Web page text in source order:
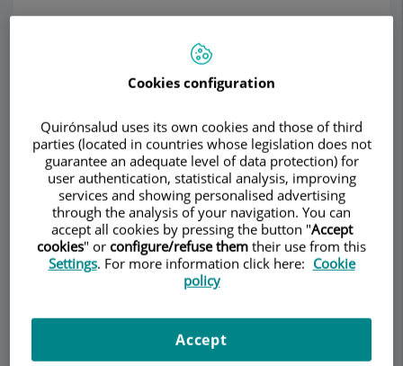
¿Qué es un defecto refractivo?
encargado de la
visión. Para poder
llevar a cabo este
acto, tiene que
realizar una
función similar a la de una cámara fotográfica.
Esto es, dispone de unas lentes encargadas de
formar una imagen nítida del mundo exterior,
sobre una película sensible (retina) que recibe
a nuestro cerebro para que la "veamos". Para que
esta imagen refractada se vea nítida deberá estar
Cookies configuration
Quirónsalud uses its own cookies and those of third
parties (located in countries whose legislation does not
guarantee an adequate level of data protection) for
user authentication, statistical analysis, improving
services and showing personalised advertising
through the analysis of your navigation. You can
accept all cookies by pressing the button "Accept
cookies" or configure/refuse them their use from this
Settings. For more information click here: Cookie
policy
Accept